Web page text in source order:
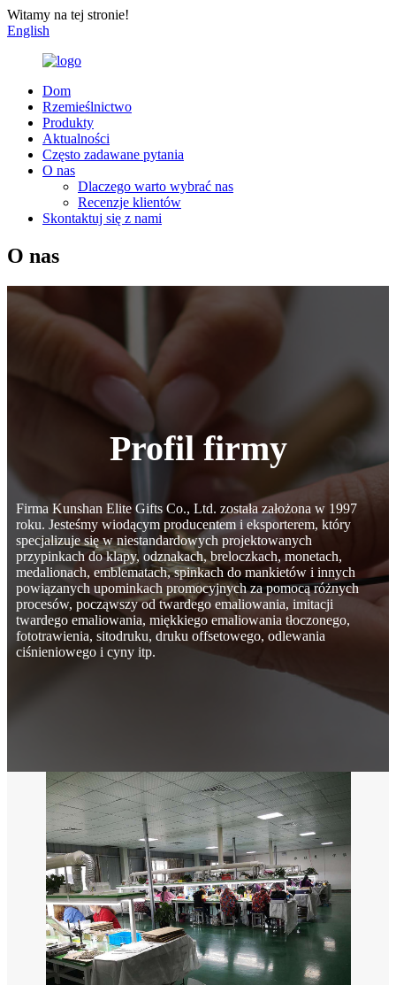
Witamy na tej stronie!
English
Dom
Rzemieślnictwo
Produkty
Aktualności
Często zadawane pytania
O nas
Dlaczego warto wybrać nas
Recenzje klientów
Skontaktuj się z nami
O nas
Profil firmy
Firma Kunshan Elite Gifts Co., Ltd. została założona w 1997
roku. Jesteśmy wiodącym producentem i eksporterem, który
specjalizuje się w niestandardowych projektowanych
przypinkach do klapy, odznakach, breloczkach, monetach,
medalionach, emblematach, spinkach do mankietów i innych
powiązanych upominkach promocyjnych za pomocą różnych
procesów, począwszy od twardego emaliowania, imitacji
twardego emaliowania, miękkiego emaliowania tłoczonego,
fototrawienia, sitodruku, druku offsetowego, odlewania
ciśnieniowego i cyny itp.